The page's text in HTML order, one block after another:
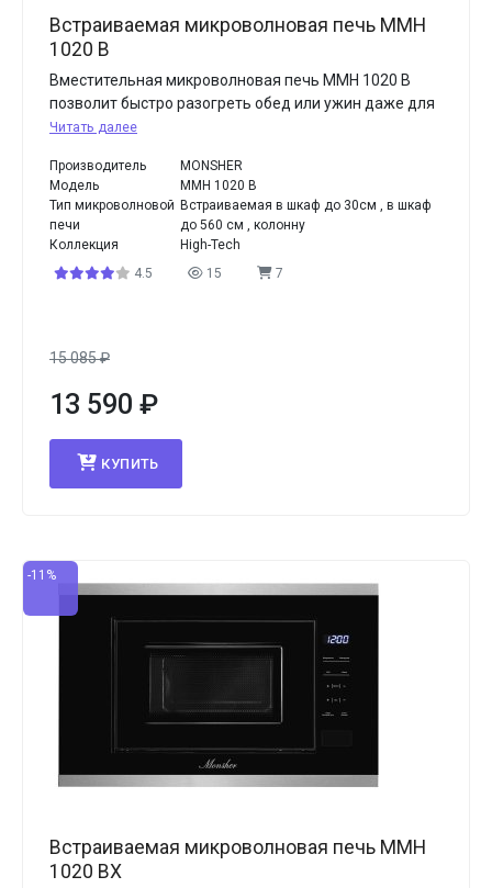
Встраиваемая микроволновая печь MMH
1020 B
Вместительная микроволновая печь MMH 1020 B
позволит быстро разогреть обед или ужин даже для
Читать далее
Производитель
MONSHER
Модель
MMH 1020 B
Тип микроволновой
печи
Встраиваемая в шкаф до 30см , в шкаф
до 560 см , колонну
Коллекция
High-Tech
4.5
15 7
15 085₽
13 590 ₽
КУПИТЬ
-11%
Встраиваемая микроволновая печь MMH
1020 BX